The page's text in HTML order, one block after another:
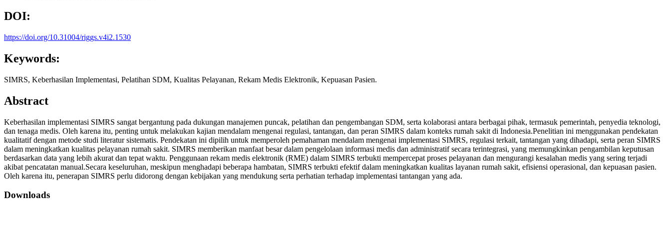
DOI:
https://doi.org/10.31004/riggs.v4i2.1530
Keywords:
SIMRS, Keberhasilan Implementasi, Pelatihan SDM, Kualitas Pelayanan, Rekam Medis Elektronik, Kepuasan Pasien.
Abstract
Keberhasilan implementasi SIMRS sangat bergantung pada dukungan manajemen puncak, pelatihan dan pengembangan SDM, serta kolaborasi antara berbagai pihak, termasuk pemerintah, penyedia teknologi,
dan tenaga medis. Oleh karena itu, penting untuk melakukan kajian mendalam mengenai regulasi, tantangan, dan peran SIMRS dalam konteks rumah sakit di Indonesia.Penelitian ini menggunakan pendekatan
kualitatif dengan metode studi literatur sistematis. Pendekatan ini dipilih untuk memperoleh pemahaman mendalam mengenai implementasi SIMRS, regulasi terkait, tantangan yang dihadapi, serta peran SIMRS
dalam meningkatkan kualitas pelayanan rumah sakit. SIMRS memberikan manfaat besar dalam pengelolaan informasi medis dan administratif secara terintegrasi, yang memungkinkan pengambilan keputusan
berdasarkan data yang lebih akurat dan tepat waktu. Penggunaan rekam medis elektronik (RME) dalam SIMRS terbukti mempercepat proses pelayanan dan mengurangi kesalahan medis yang sering terjadi
akibat pencatatan manual.Secara keseluruhan, meskipun menghadapi beberapa hambatan, SIMRS terbukti efektif dalam meningkatkan kualitas layanan rumah sakit, efisiensi operasional, dan kepuasan pasien.
Oleh karena itu, penerapan SIMRS perlu didorong dengan kebijakan yang mendukung serta perhatian terhadap implementasi tantangan yang ada.
Downloads